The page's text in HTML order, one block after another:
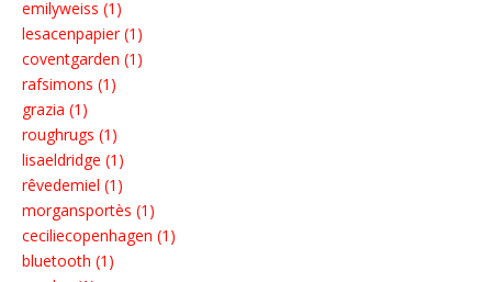
emilyweiss (1)
lesacenpapier (1)
coventgarden (1)
rafsimons (1)
grazia (1)
roughrugs (1)
lisaeldridge (1)
rêvedemiel (1)
morgansportès (1)
ceciliecopenhagen (1)
bluetooth (1)